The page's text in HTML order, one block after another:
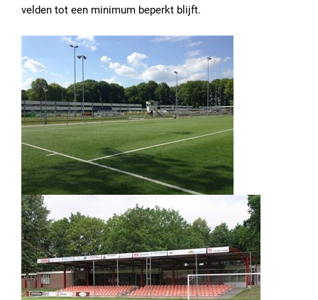
velden tot een minimum beperkt blijft.